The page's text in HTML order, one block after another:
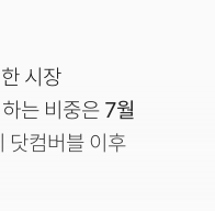
시장
는 비중은 7월
닷컴버블 이후